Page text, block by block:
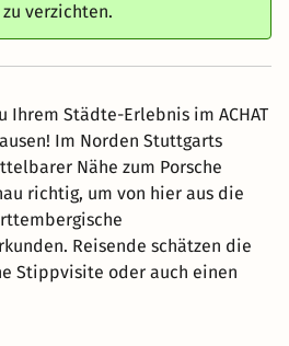
verzichten.
Ihrem Städte-Erlebnis im ACHAT
Im Norden Stuttgarts
Nähe zum Porsche
richtig, um von hier aus die
Reisende schätzen die
Stippvisite oder auch einen